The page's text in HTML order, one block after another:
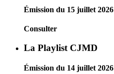
Émission du 15 juillet 2026
Consulter
La Playlist CJMD
Émission du 14 juillet 2026